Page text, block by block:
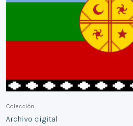
Colección
Archivo digital